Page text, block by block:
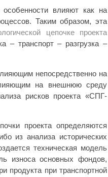
влияют как на
Таким образом, эта
цепочке проекта
– транспорт – разгрузка –
непосредственно на
на внешнюю среду
рисков проекта «СПГ-
проекта определяются
из анализа исторических
техническая модель
износа основных фондов,
продукта при транспортной